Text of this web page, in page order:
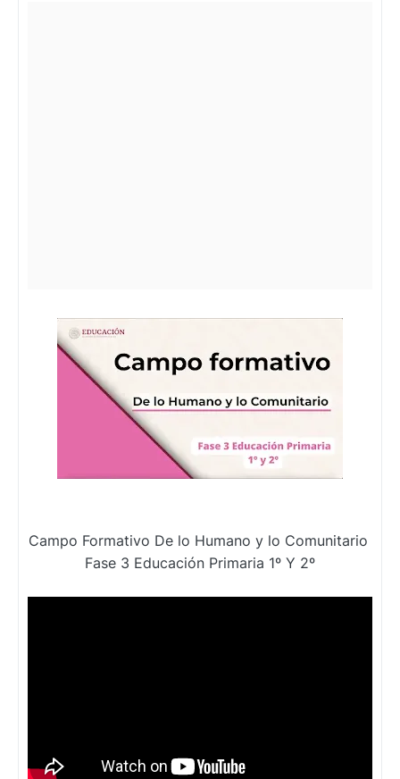
Campo Formativo De lo Humano y lo Comunitario
Fase 3 Educación Primaria 1º Y 2º